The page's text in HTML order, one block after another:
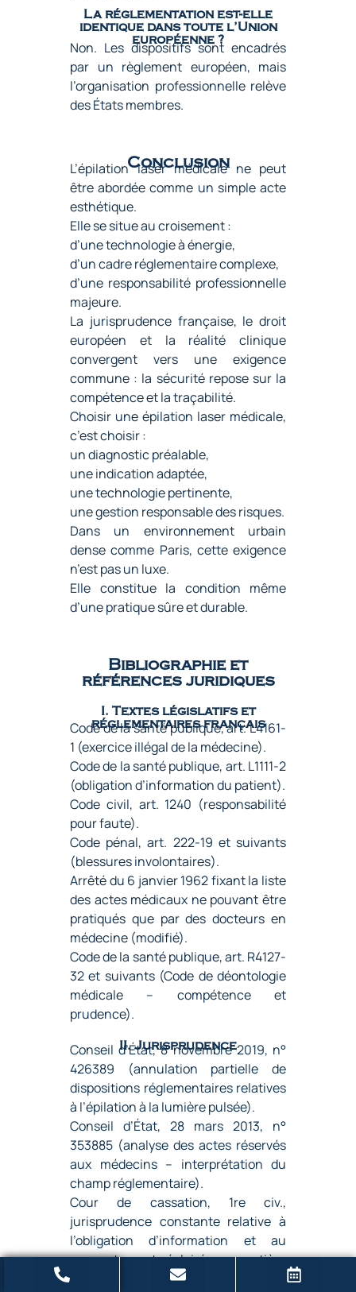
La réglementation est-elle
identique dans toute l’Union
européenne ?
Non. Les dispositifs sont encadrés
par un règlement européen, mais
l’organisation professionnelle relève
des États membres.
Conclusion
L’épilation laser médicalene peut
être abordée comme un simple acte
esthétique.
Elle se situe au croisement :
d’une technologie à énergie,
d’un cadre réglementaire complexe,
d’une responsabilité professionnelle
majeure.
La jurisprudence française, le droit
européen et la réalité clinique
convergent vers une exigence
commune : la sécurité repose sur la
compétence et la traçabilité.
Choisir une épilation laser médicale,
c’est choisir :
un diagnostic préalable,
une indication adaptée,
une technologie pertinente,
une gestion responsable des risques.
Dans un environnement urbain
dense comme Paris, cette exigence
n’est pas un luxe.
Elle constitue la condition même
d’une pratique sûre et durable.
Bibliographie et
références juridiques
I. Textes législatifs et
réglementaires français
Code de la santé publique, art. L4161-
1 (exercice illégal de la médecine).
Code de la santé publique, art. L1111-2
(obligation d’information du patient).
Code civil, art. 1240 (responsabilité
pour faute).
Code pénal, art. 222-19 et suivants
(blessures involontaires).
Arrêté du 6 janvier 1962 fixant la liste
des actes médicaux ne pouvant être
pratiqués que par des docteurs en
médecine (modifié).
Code de la santé publique, art. R4127-
32 et suivants (Code de déontologie
médicale – compétence et
prudence).
II. Jurisprudence
Conseil d’État, 8 novembre 2019, n°
426389 (annulation partielle de
dispositions réglementaires relatives
à l’épilation à la lumière pulsée).
Conseil d’État, 28 mars 2013, n°
353885 (analyse des actes réservés
aux médecins – interprétation du
champ réglementaire).
Cour de cassation, 1re civ.,
jurisprudence constante relative à
l’obligation d’information et au
consentement éclairé en matière